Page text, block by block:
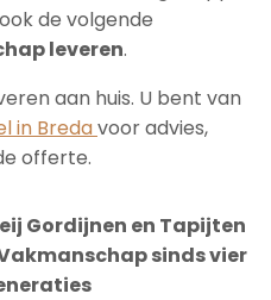
de volgende
leveren.
aan huis. U bent van
in Bredavoor advies,
offerte.
Gordijnen en Tapijten
sinds vier